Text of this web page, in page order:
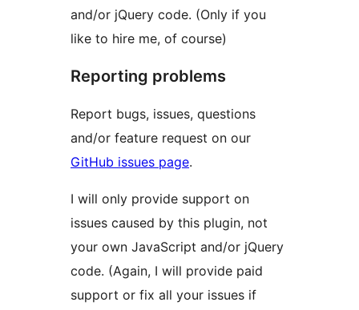
and/or jQuery code. (Only if you
like to hire me, of course)
Reporting problems
Report bugs, issues, questions
and/or feature request on our
GitHub issues page.
I will only provide support on
issues caused by this plugin, not
your own JavaScript and/or jQuery
code. (Again, I will provide paid
support or fix all your issues if